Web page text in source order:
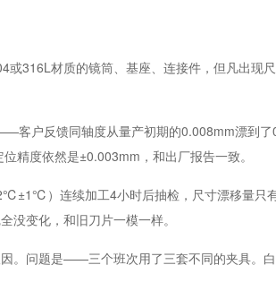
316L材质的镜筒、基座、连接件，但凡出现
客户反馈同轴度从量产初期的0.008mm漂到
精度依然是±0.003mm，和出厂报告一致。
）连续加工4小时后抽检，尺寸漂移量只
没变化，和旧刀片一模一样。
。问题是——三个班次用了三套不同的夹具。